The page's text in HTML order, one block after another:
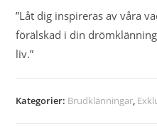
”Låt dig inspireras av våra
förälskad i din
liv.”
Kategorier: Brudklänningar,